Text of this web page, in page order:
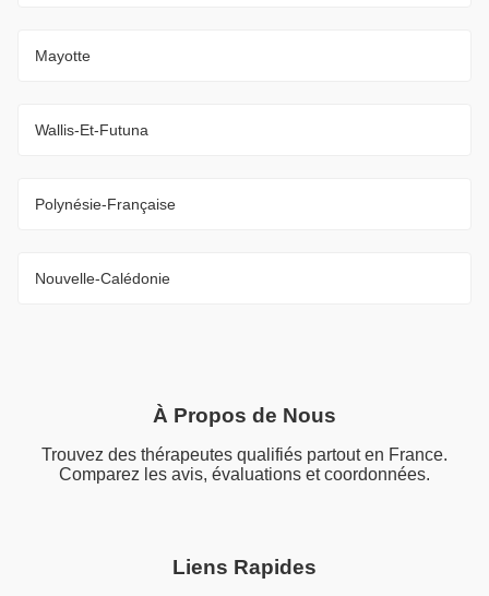
Mayotte
Wallis-Et-Futuna
Polynésie-Française
Nouvelle-Calédonie
À Propos de Nous
Trouvez des thérapeutes qualifiés partout en France.
Comparez les avis, évaluations et coordonnées.
Liens Rapides